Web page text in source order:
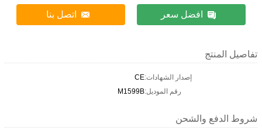
افضل سعر اتصل بنا
تفاصيل المنتج
إصدار الشهادات:CE
رقم الموديل:M1599B
شروط الدفع والشحن